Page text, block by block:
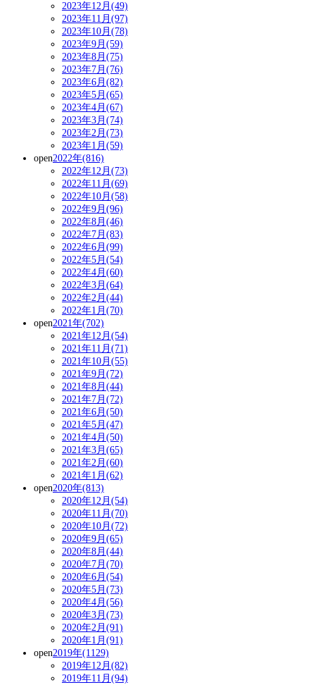
2023年12月(49)
2023年11月(97)
2023年10月(78)
2023年9月(59)
2023年8月(75)
2023年7月(76)
2023年6月(82)
2023年5月(65)
2023年4月(67)
2023年3月(74)
2023年2月(73)
2023年1月(59)
open2022年(816)
2022年12月(73)
2022年11月(69)
2022年10月(58)
2022年9月(96)
2022年8月(46)
2022年7月(83)
2022年6月(99)
2022年5月(54)
2022年4月(60)
2022年3月(64)
2022年2月(44)
2022年1月(70)
open2021年(702)
2021年12月(54)
2021年11月(71)
2021年10月(55)
2021年9月(72)
2021年8月(44)
2021年7月(72)
2021年6月(50)
2021年5月(47)
2021年4月(50)
2021年3月(65)
2021年2月(60)
2021年1月(62)
open2020年(813)
2020年12月(54)
2020年11月(70)
2020年10月(72)
2020年9月(65)
2020年8月(44)
2020年7月(70)
2020年6月(54)
2020年5月(73)
2020年4月(56)
2020年3月(73)
2020年2月(91)
2020年1月(91)
open2019年(1129)
2019年12月(82)
2019年11月(94)